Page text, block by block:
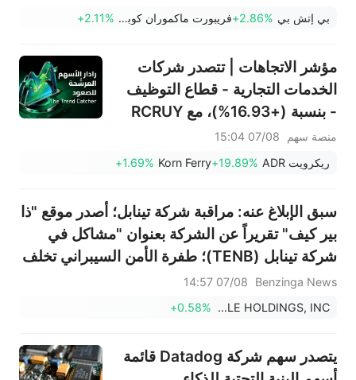
لشهر يوليو بمقدار 23 ألفًا، وهو أول
Hynix تستثمر 38.3 مليار دولار
للتوسع
بي إتش بي +2.86% فريبورت ماكموران كوبر آند غولد +2.11%
مؤشر الاتجاهات | تتصدر شركات
الخدمات التجارية - قطاع التوظيف
- بنسبة (+16.93%)، مع RCRUY
أسهم HALO وNET وFAST
أسهم EBAY وHON من تحقيق
اختراقات سعرية.
منصة سهم
07/08 15:04
ريكرويت ADR
+19.89%
Korn Ferry
+1.69%
سبق الإبلاغ عنه: مراقبة شركة تينابل؛ أصدر موقع "ذا
بير كيف" تقريراً عن الشركة بعنوان "مشاكل في
شركة تينابل (TENB)؛ طفرة الأمن السيبراني تخلف
إدارة الثغرات الأمنية".
Benzinga News
07/08 14:57
TENABLE HOLDINGS, INC.
+0.58%
يتصدر سهم شركة Datadog قائمة